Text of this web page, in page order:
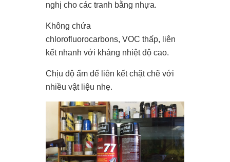
nghị cho các tranh bằng nhựa.
Không chứa
chlorofluorocarbons, VOC thấp, liên
kết nhanh với kháng nhiệt độ cao.
Chịu độ ẩm để liên kết chặt chẽ với
nhiều vật liệu nhẹ.